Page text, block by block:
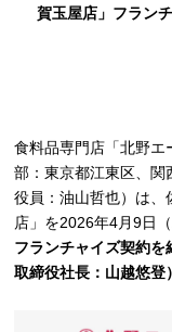
賀玉屋店」フラン
食料品専門店「北野エ
部：東京都江東区、関
役員：油山哲也）は、
店」を2026年4月9日
フランチャイズ契約
取締役社長：山越悠登